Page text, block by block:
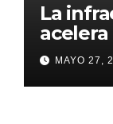
La
global
MAYO 27,